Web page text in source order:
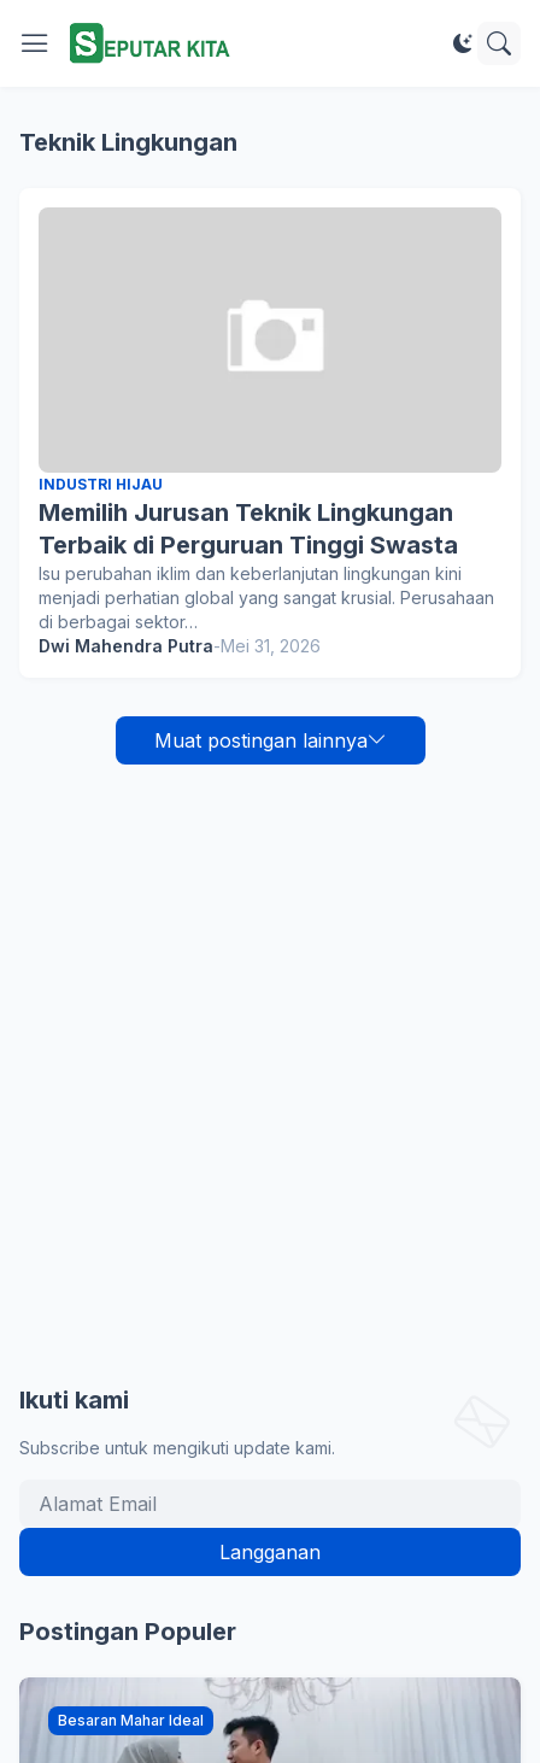
Teknik Lingkungan
INDUSTRI HIJAU
Memilih Jurusan Teknik Lingkungan
Terbaik di Perguruan Tinggi Swasta
Isu perubahan iklim dan keberlanjutan lingkungan kini
menjadi perhatian global yang sangat krusial. Perusahaan
di berbagai sektor…
Dwi Mahendra Putra-Mei 31, 2026
Muat postingan lainnya
Ikuti kami
Subscribe untuk mengikuti update kami.
Postingan Populer
Besaran Mahar Ideal